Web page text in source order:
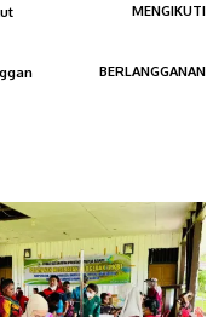
MENGIKUTI
BERLANGGANAN